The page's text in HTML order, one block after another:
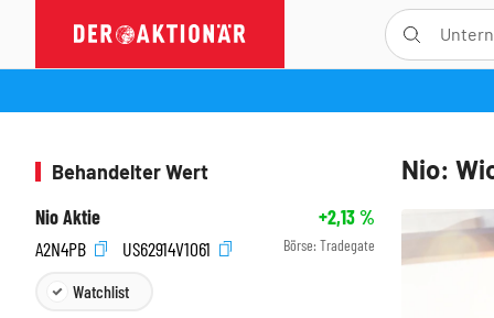
Nio:
Behandelter Wert
Nio Aktie
+2,13%
A2N4PB
US62914V1061 Börse: Tradegate
Watchlist